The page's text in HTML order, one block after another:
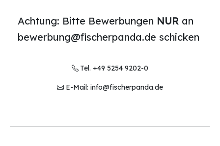
Achtung: Bitte Bewerbungen NUR an
bewerbung@fischerpanda.de schicken
Tel. +49 5254 9202-0
E-Mail: info@fischerpanda.de